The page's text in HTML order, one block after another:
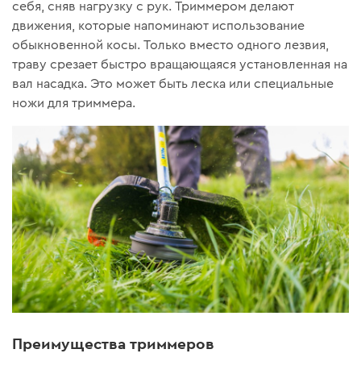
себя, сняв нагрузку с рук. Триммером делают
движения, которые напоминают использование
обыкновенной косы. Только вместо одного лезвия,
траву срезает быстро вращающаяся установленная на
вал насадка. Это может быть леска или специальные
ножи для триммера.
Преимущества триммеров